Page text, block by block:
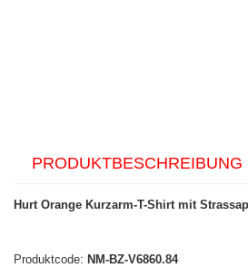
PRODUKTBESCHREIBUNG
Hurt Orange Kurzarm-T-Shirt mit
Produktcode: NM-BZ-V6860.84